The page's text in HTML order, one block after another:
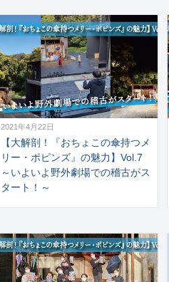
2021年4月22日
【大解剖！『おちょこの傘持つメ
リー・ポピンズ』の魅力】Vol.7
～いよいよ野外劇場での稽古がス
タート！～